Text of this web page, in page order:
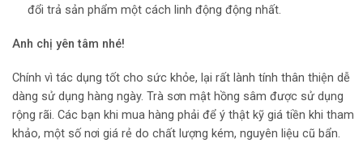
đổi trả sản phẩm một cách linh động động nhất.
Anh chị yên tâm nhé!
Chính vì tác dụng tốt cho sức khỏe, lại rất lành tính thân thiện dễ
dàng sử dụng hàng ngày. Trà sơn mật hồng sâm được sử dụng
rộng rãi. Các bạn khi mua hàng phải để ý thật kỹ giá tiền khi tham
khảo, một số nơi giá rẻ do chất lượng kém, nguyên liệu cũ bẩn.